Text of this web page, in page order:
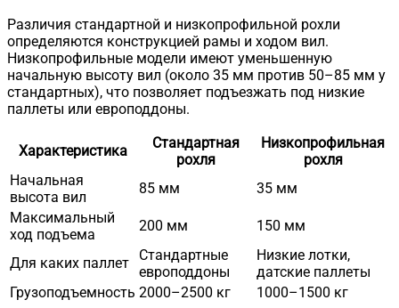
Различия стандартной и низкопрофильной рохли
определяются конструкцией рамы и ходом вил.
Низкопрофильные модели имеют уменьшенную
начальную высоту вил (около 35 мм против 50–85 мм у
стандартных), что позволяет подъезжать под низкие
паллеты или европоддоны.
Характеристика
Стандартная
рохля
Низкопрофильная
рохля
Начальная
высота вил
85 мм
35 мм
Максимальный
ход подъема
200 мм 150 мм
Для каких паллет
Стандартные
европоддоны
Низкие лотки,
датские паллеты
Грузоподъемность 2000–2500 кг
1000–1500 кг